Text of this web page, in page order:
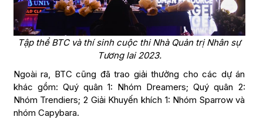
Tập thể BTC và thí sinh cuộc thi Nhà Quản trị Nhân sự
Tương lai 2023.
Ngoài ra, BTC cũng đã trao giải thưởng cho các dự án
khác gồm: Quý quân 1: Nhóm Dreamers; Quý quân 2:
Nhóm Trendiers; 2 Giải Khuyến khích 1: Nhóm Sparrow và
nhóm Capybara.